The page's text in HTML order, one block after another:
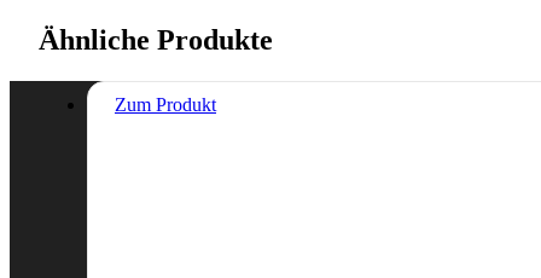
Ähnliche Produkte
Zum Produkt